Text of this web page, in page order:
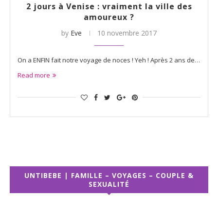
2 jours à Venise : vraiment la ville des
amoureux ?
by Eve 10 novembre 2017
On a ENFIN fait notre voyage de noces ! Yeh ! Après 2 ans de…
Read more
UNTIBEBE | FAMILLE – VOYAGES – COUPLE &
SEXUALITÉ